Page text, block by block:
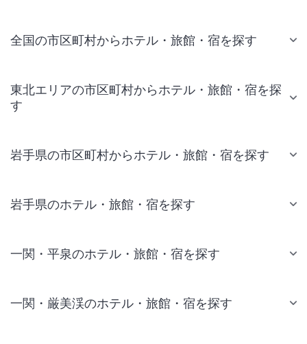
全国の市区町村からホテル・旅館・宿を探す
東北エリアの市区町村からホテル・旅館・宿を探
す
岩手県の市区町村からホテル・旅館・宿を探す
岩手県のホテル・旅館・宿を探す
一関・平泉のホテル・旅館・宿を探す
一関・厳美渓のホテル・旅館・宿を探す